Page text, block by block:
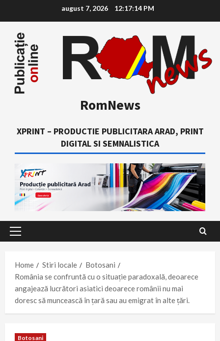
content
august 7, 2026 12:17:15 PM
RomNews
XPRINT – PRODUCTIE PUBLICITARA ARAD, PRINT
DIGITAL SI SEMNALISTICA
Primary
Home
Stiri locale
Botosani
România se confruntă cu o situație paradoxală, deoarece
angajează lucrători asiatici deoarece românii nu mai
doresc să muncească în țară sau au emigrat în alte țări.
Botosani